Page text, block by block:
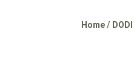
Home/ DODI